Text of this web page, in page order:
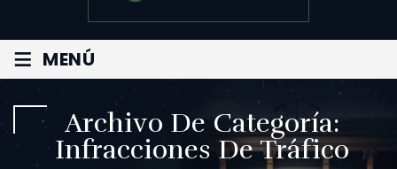
≡ MENÚ
Archivo De Categoría:
Infracciones De Tráfico